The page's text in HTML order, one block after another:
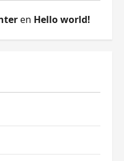
en Hello world!